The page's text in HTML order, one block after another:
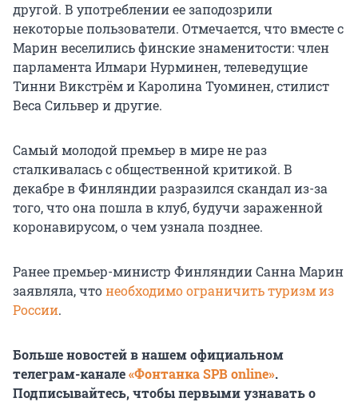
другой. В употреблении ее заподозрили
некоторые пользователи. Отмечается, что вместе с
Марин веселились финские знаменитости: член
парламента Илмари Нурминен, телеведущие
Тинни Викстрём и Каролина Туоминен, стилист
Веса Сильвер и другие.
Самый молодой премьер в мире не раз
сталкивалась с общественной критикой. В
декабре в Финляндии разразился скандал из-за
того, что она пошла в клуб, будучи зараженной
коронавирусом, о чем узнала позднее.
Ранее премьер-министр Финляндии Санна Марин
заявляла, чтонеобходимо ограничить туризм из
России.
Больше новостей в нашем официальном
телеграм-канале«Фонтанка SPB online».
Подписывайтесь, чтобы первыми узнавать о